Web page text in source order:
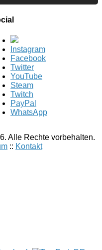
Instagram
Facebook
Twitter
YouTube
Steam
Twitch
PayPal
WhatsApp
Alle Rechte vorbehalten.
:: Kontakt